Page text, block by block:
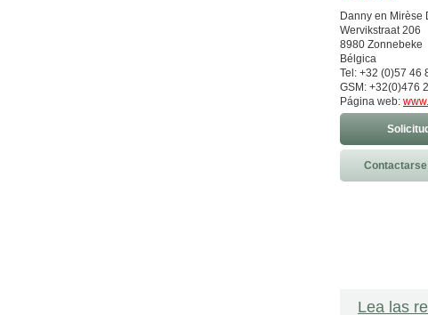
Danny en Mirèse
Wervikstraat 206
8980 Zonnebeke
Bélgica
Tel: +32 (0)57 46
GSM: +32(0)476
Página web:
Lea las